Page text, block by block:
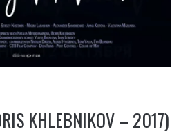
KHLEBNIKOV – 2017)